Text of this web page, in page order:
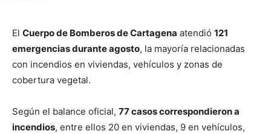
El Cuerpo de Bomberos de Cartagena atendió 121
emergencias durante agosto, la mayoría relacionadas
con incendios en viviendas, vehículos y zonas de
cobertura vegetal.
Según el balance oficial, 77 casos correspondieron a
incendios, entre ellos 20 en viviendas, 9 en vehículos,